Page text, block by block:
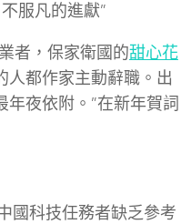
服凡的進獻”
者，保家衛國的甜心花
人都作家主動辭職。出
夜依附。”在新年賀詞
國科技任務者缺乏參考